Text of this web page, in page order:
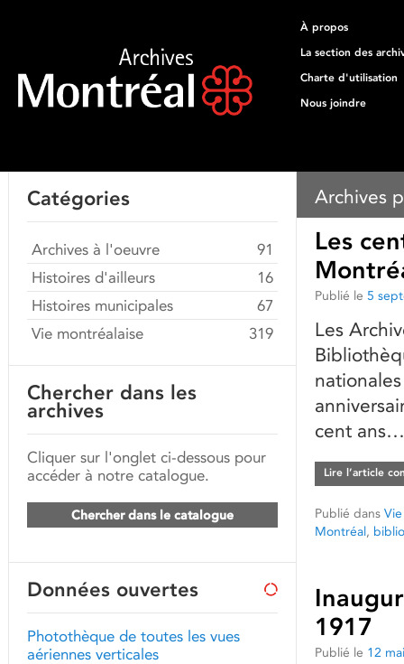
À propos
La section des
Charte d'utilisation
Nous joindre
Archives
Les
Publié le 5
Les
cent
Lire l’article
Publié dans
Montréal,
1917
Publié le 12
Catégories
Archives à l'oeuvre
91
Histoires d'ailleurs
16
Histoires municipales
67
Vie montréalaise
319
Chercher dans les
archives
Cliquer sur l'onglet ci-dessous pour
accéder à notre catalogue.
Chercher dans le catalogue
Données ouvertes
Photothèque de toutes les vues
aériennes verticales